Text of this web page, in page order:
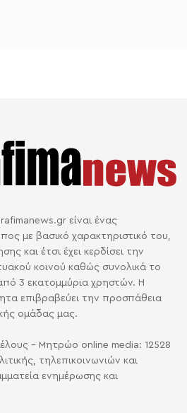
είναι ένας
με βασικό χαρακτηριστικό του,
και έτσι έχει κερδίσει την
κοινού καθώς συνολικά το
3 εκατομμύρια χρηστών. Η
επιβραβεύει την προσπάθεια
ομάδας μας.
- Μητρώο online media: 12528
τηλεπικοινωνιών και
ενημέρωσης και